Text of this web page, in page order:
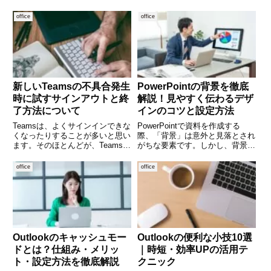
を感じたことはありませんか。画
面では見やすく整っていても、印
刷するとレイアウトが崩れてしま
うことはよくあります。しかし、
倒」と感じることはありません
か？そんなときに便利なのが「ナ
ビゲーションウィンドウ」です。
文書構造を見やすく整
office
新しいTeamsの不具合発生
時に試すサインアウトと終
了方法について
Teamsは、よくサインインできな
くなったりすることが多いと思い
ます。そのほとんどが、Teamsア
とが多いです。今回は、Teamsア
プリの終了方法について解説しま
す。 (adsbygoogle = window
office
PowerPointの背景を徹底
解説！見やすく伝わるデザ
インのコツと設定方法
PowerPointで資料を作成する
際、「背景」は意外と見落とされ
がちな要素です。しかし、背景は
し、内容の伝わりやすさにも直結
します。例えば、背景が派手すぎ
ると文字が読みにくくなり、逆に
シンプルすぎると印象に残
office
Outlookのキャッシュモー
ドとは？仕組み・メリッ
ト・設定方法を徹底解説
office
Outlookの便利な小技10選
｜時短・効率UPの活用テ
クニック